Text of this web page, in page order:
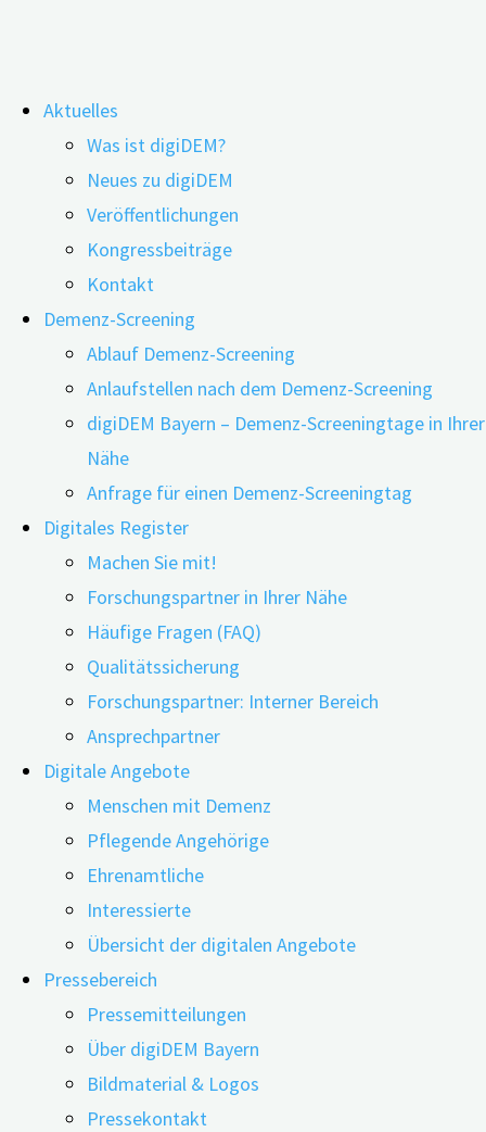
Inhalt
springen
Aktuelles
Was ist digiDEM?
Neues zu digiDEM
Veröffentlichungen
Kongressbeiträge
Kontakt
Demenz-Screening
Ablauf Demenz-Screening
Anlaufstellen nach dem Demenz-Screening
digiDEM Bayern – Demenz-Screeningtage in Ihrer
Nähe
Anfrage für einen Demenz-Screeningtag
Digitales Register
Machen Sie mit!
Forschungspartner in Ihrer Nähe
Häufige Fragen (FAQ)
Qualitätssicherung
Forschungspartner: Interner Bereich
Ansprechpartner
Digitale Angebote
Menschen mit Demenz
Pflegende Angehörige
Ehrenamtliche
Interessierte
Übersicht der digitalen Angebote
Pressebereich
Pressemitteilungen
Über digiDEM Bayern
Bildmaterial & Logos
Pressekontakt
Gleichgeschlechtliche Partnerschaften
und das Demenzrisiko
16.07.2020
Sexuelle Minderheiten erleben im Laufe ihres
Lebens häufiger Stigmatisierung und
Diskriminierung. Dies kann gesundheitliche
Probleme auslösen, zum Beispiel Depressionen,
was wiederum ein Demenz-Risikofaktor ist. Vor
diesem Hintergrund wollten US-Forscher
herausfinden, ob homosexuelle Paare ein höheres
Risiko für leichte geistige Beeinträchtigungen und
Demenz haben als heterosexuelle.